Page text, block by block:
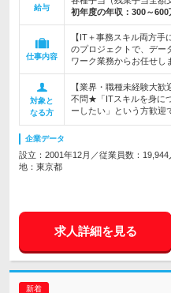
給与
初年度の年収： 300～600
仕事内容
【IT＋事務スキル両方
のプロジェクトで、デー
ワーク業務からお任せし
対象と
なる方
【業界・職種未経験大
不問★「ITスキルを身に
ーしたい」という方歓迎
企業データ
設立：2001年12月／従業員数：
地：東京都
求人詳細を見る